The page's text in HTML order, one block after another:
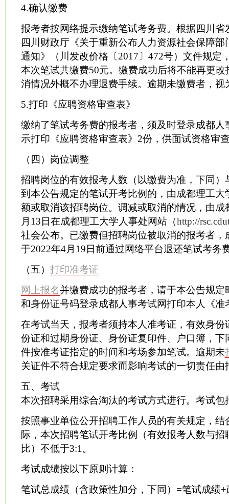
4.确认缴费
报考者按网络提示缴纳笔试考务费。根据四川省
四川财政厅《关于重新公布人力资源社会保障
通知》（川发改价格〔2017〕472号）文件规定
本次笔试共缴费50元。缴费成功后将不能再更
消情况外概不办理退费手续。逾期未缴费者，视
5.打印《应聘资格审查表》
缴纳了笔试考务费的报考者，须及时登录成都人
示打印《应聘资格审查表》2份，供面试资格审
（四）岗位调整
招聘岗位的有效报考人数（以缴费为准，下同）
到本公告规定的笔试开考比例的，由成都理工大
额或取消该招聘岗位。调减或取消的情况，由成
月13日在成都理工大学人事处网站（http://
社会公布。已缴费但招聘岗位被取消的报考者，
于2022年4月19日前通过网络平台退还笔试考务
（五） 打印准考证
网上报名并缴费成功的报考者，请于本公告规定
和身份证号码登录成都人事考试网打印本人《准
在考试当天，报考者须持本人准考证，有效身份
份证和过期身份证、身份证复印件、户口簿，下
件按准考证指定的时间和考场参加笔试。逾期未
关证件不符合规定要求而影响考试的一切责任由
五、考试
本次招聘采用综合淘汰的考试方式进行。考试包
按照事业单位公开招聘工作人员的有关规定，结
际，本次招聘笔试开考比例（有效报考人数与
比）不低于3:1。
考试成绩按以下原则计算：
笔试总成绩（含政策性加分，下同）=笔试成绩